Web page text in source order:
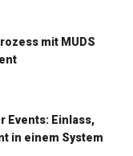
mit MUDS
Events: Einlass,
in einem System